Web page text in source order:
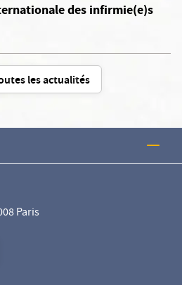
des infirmie(e)s
les actualités
Paris